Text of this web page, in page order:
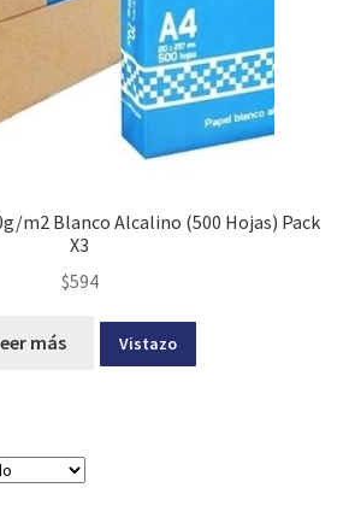
m2 Blanco Alcalino (500 Hojas) Pack
X3
$594
más Vistazo